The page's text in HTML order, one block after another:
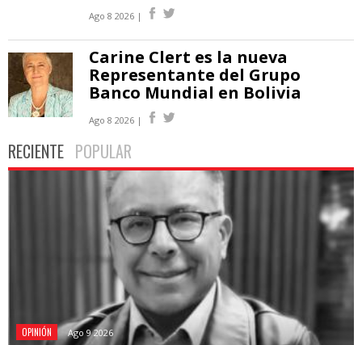
Ago 8 2026 |
Carine Clert es la nueva
Representante del Grupo
Banco Mundial en Bolivia
Ago 8 2026 |
RECIENTE POPULAR
OPINIÓN Ago 9 2026